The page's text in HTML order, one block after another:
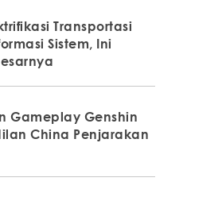
Transportasi
Sistem, Ini
Gameplay Genshin
China Penjarakan